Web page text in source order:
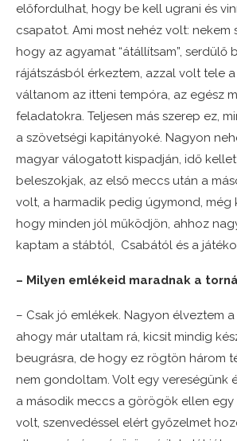
előfordulhat, hogy be kell ugrani és
csapatot. Ami most nehéz volt: nekem
hogy az agyamat “átállítsam”, serdülő
rájátszásból érkeztem, azzal volt tele
váltanom az itteni tempóra, az egész
feladatokra. Teljesen más szerep ez,
a szövetségi kapitányoké. Nagyon
magyar válogatott kispadján, idő
beleszokjak, az első meccs után a
volt, a harmadik pedig úgymond, még
hogy minden jól működjön, ahhoz
kaptam a stábtól, Csabától és a
– Milyen emlékeid maradnak a
– Csak jó emlékek. Nagyon élveztem
ahogy már utaltam rá, kicsit mindig
beugrásra, de hogy ez rögtön három
nem gondoltam. Volt egy vereségünk
a második meccs a görögök ellen
volt, szenvedéssel elért győzelmet